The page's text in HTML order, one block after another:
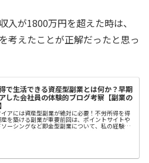
入が1800万円を超えた時は、
考えたことが正解だったと思っ
で生活できる資産型副業とは何か？早期
した会社員の体験的ブログ考察【副業の
アには資産型副業が絶対に必要！不労所得を得
を築ける副業が重要前回は、ポイントサイトや
ーシングなど即金型副業について、私の経験的
エントリーしました。今回は、資産型の副業を考
自由な生き方を志向するサラリーマンには魅力